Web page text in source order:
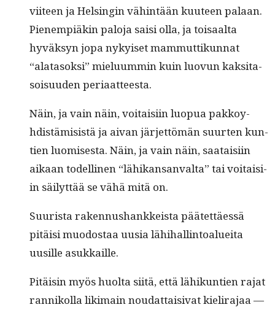
viiteen ja Helsin­gin vähin­tään kuu­teen palaan.
Pienem­piäkin palo­ja saisi olla, ja toisaal­ta
hyväksyn jopa nykyiset mam­mut­tikun­nat
“alata­sok­si” mielu­um­min kuin luovun kak­si­ta­
soisu­u­den periaatteesta.
Näin, ja vain näin, voitaisi­in luop­ua pakkoy­
hdis­tämi­sistä ja aivan jär­jet­tömän suurten kun­
tien luomis­es­ta. Näin, ja vain näin, saataisi­in
aikaan todel­li­nen “lähikansan­val­ta” tai voitaisi­
in säi­lyt­tää se vähä mitä on.
Suurista raken­nushankkeista päätet­täessä
pitäisi muo­dostaa uusia lähi­hallintoaluei­ta
uusille asukkaille.
Pitäisin myös huol­ta siitä, että lähikun­tien rajat
ran­nikol­la liki­main nou­dat­taisi­vat kieli­ra­jaa —